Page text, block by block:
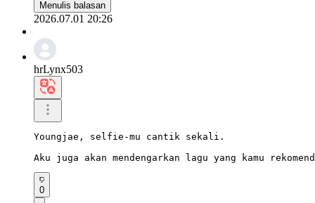
Menulis balasan
2026.07.01 20:26
hrLynx503
Youngjae, selfie-mu cantik sekali.
Aku juga akan mendengarkan lagu yang kamu
0